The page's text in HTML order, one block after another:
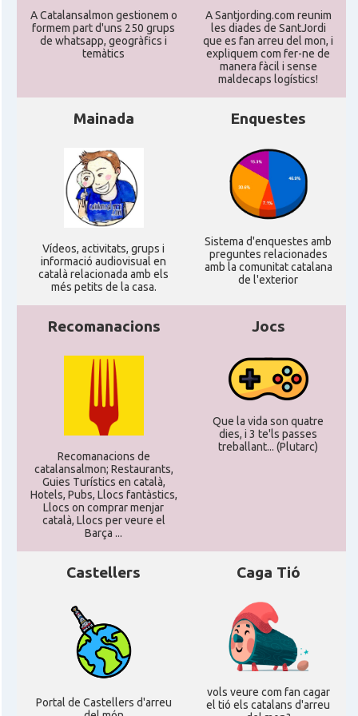
A Catalansalmon gestionem o
formem part d'uns 250 grups
de whatsapp, geogràfics i
temàtics
A Santjording.com reunim
les diades de SantJordi
que es fan arreu del mon, i
expliquem com fer-ne de
manera fàcil i sense
maldecaps logí­stics!
Mainada
Ví­deos, activitats, grups i
informació audiovisual en
català relacionada amb els
més petits de la casa.
Enquestes
Sistema d'enquestes amb
preguntes relacionades
amb la comunitat catalana
de l'exterior
Recomanacions
Recomanacions de
catalansalmon; Restaurants,
Guies Turístics en català,
Hotels, Pubs, Llocs fantàstics,
Llocs on comprar menjar
català, Llocs per veure el
Barça ...
Jocs
Que la vida son quatre
dies, i 3 te'ls passes
treballant... (Plutarc)
Castellers
Portal de Castellers d'arreu
Caga Tió
vols veure com fan cagar
el tió els catalans d'arreu